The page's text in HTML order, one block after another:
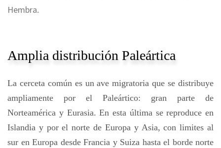
Hembra.
Amplia distribución Paleártica
La cerceta común es un ave migratoria que se distribuye
ampliamente por el Paleártico: gran parte de
Norteamérica y Eurasia. En esta última se reproduce en
Islandia y por el norte de Europa y Asia, con limites al
sur en Europa desde Francia y Suiza hasta el borde norte